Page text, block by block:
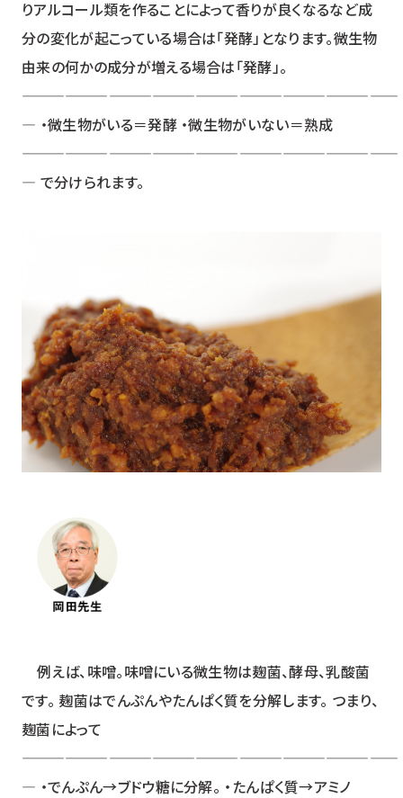
りアルコール類を作ることによって香りが良くなるなど成
分の変化が起こっている場合は「発酵」となります。微生物
由来の何かの成分が増える場合は「発酵」。
――――――――――――――――――――――――――
― ・微生物がいる＝発酵 ・微生物がいない＝熟成
――――――――――――――――――――――――――
― で分けられます。
例えば、味噌。味噌にいる微生物は麹菌、酵母、乳酸菌
です。 麹菌はでんぷんやたんぱく質を分解します。 つまり、
麹菌によって
――――――――――――――――――――――――――
― ・でんぷん→ブドウ糖に分解。 ・たんぱく質→アミノ